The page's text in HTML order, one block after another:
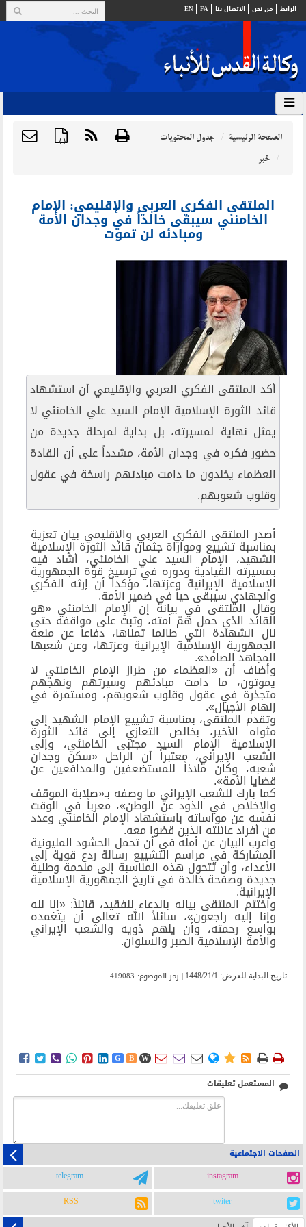
الرابط من نحن الاتصال بنا FA
EN
{ } الصفحة الرئيسية
جدول المحتويات
خبر
الملتقى الفكري العربي والإقليمي: الإمام
الخامنئي سيبقى خالداً في وجدان الأمة
ومبادئه لن تموت
أكد الملتقى الفكري العربي والإقليمي أن استشهاد
قائد الثورة الإسلامية الإمام السيد علي الخامنئي لا
يمثل نهاية لمسيرته، بل بداية لمرحلة جديدة من
حضور فكره في وجدان الأمة، مشدداً على أن القادة
العظماء يخلدون ما دامت مبادئهم راسخة في عقول
وقلوب شعوبهم.
أصدر الملتقى الفكري العربي والإقليمي بيان تعزية
بمناسبة تشييع ومواراة جثمان قائد الثورة الإسلامية
الشهيد، الإمام السيد علي الخامنئي، أشاد فيه
بمسيرته القيادية ودوره في ترسيخ قوة الجمهورية
الإسلامية الإيرانية وعزتها، مؤكداً أن إرثه الفكري
والجهادي سيبقى حياً في ضمير الأمة.
وقال الملتقى في بيانه إن الإمام الخامنئي «هو
القائد الذي حمل همّ أمته، وثبت على مواقفه حتى
نال الشهادة التي طالما تمناها، دفاعاً عن منعة
الجمهورية الإسلامية الإيرانية وعزتها، وعن شعبها
المجاهد الصامد».
وأضاف أن «العظماء من طراز الإمام الخامنئي لا
يموتون، ما دامت مبادئهم وسيرتهم ونهجهم
متجذرة في عقول وقلوب شعوبهم، ومستمرة في
إلهام الأجيال».
وتقدم الملتقى، بمناسبة تشييع الإمام الشهيد إلى
مثواه الأخير، بخالص التعازي إلى قائد الثورة
الإسلامية الإمام السيد مجتبى الخامنئي، وإلى
الشعب الإيراني، معتبراً أن الراحل «سكن وجدان
شعبه، وكان ملاذاً للمستضعفين والمدافعين عن
قضايا الأمة».
كما بارك للشعب الإيراني ما وصفه بـ«صلابة الموقف
والإخلاص في الذود عن الوطن»، معرباً في الوقت
نفسه عن مواساته باستشهاد الإمام الخامنئي وعدد
من أفراد عائلته الذين قضوا معه.
وأعرب البيان عن أمله في أن تحمل الحشود المليونية
المشاركة في مراسم التشييع رسالة ردع قوية إلى
الأعداء، وأن تتحول هذه المناسبة إلى ملحمة وطنية
جديدة وصفحة خالدة في تاريخ الجمهورية الإسلامية
الإيرانية.
واختتم الملتقى بيانه بالدعاء للفقيد، قائلاً: «إنا لله
وإنا إليه راجعون»، سائلاً الله تعالى أن يتغمده
بواسع رحمته، وأن يلهم ذويه والشعب الإيراني
والأمة الإسلامية الصبر والسلوان.
تاریخ البدایة للعرض: 1448/21/1 | رمز الموضوع: 419083
      G B W        
المستعمل تعليقات
الصفحات الاجتماعية
instagram
telegram
twiter
RSS